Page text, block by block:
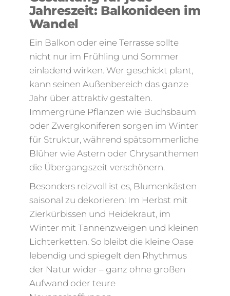
Jahreszeit: Balkonideen im
Wandel
Ein Balkon oder eine Terrasse sollte
nicht nur im Frühling und Sommer
einladend wirken. Wer geschickt plant,
kann seinen Außenbereich das ganze
Jahr über attraktiv gestalten.
Immergrüne Pflanzen wie Buchsbaum
oder Zwergkoniferen sorgen im Winter
für Struktur, während spätsommerliche
Blüher wie Astern oder Chrysanthemen
die Übergangszeit verschönern.
Besonders reizvoll ist es, Blumenkästen
saisonal zu dekorieren: Im Herbst mit
Zierkürbissen und Heidekraut, im
Winter mit Tannenzweigen und kleinen
Lichterketten. So bleibt die kleine Oase
lebendig und spiegelt den Rhythmus
der Natur wider – ganz ohne großen
Aufwand oder teure